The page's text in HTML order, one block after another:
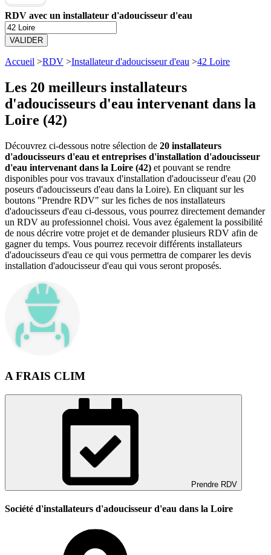
RDV avec un installateur d'adoucisseur d'eau
VALIDER
Accueil >RDV >Installateur d'adoucisseur d'eau >42 Loire
Les 20 meilleurs installateurs
d'adoucisseurs d'eau intervenant dans la
Loire (42)
Découvrez ci-dessous notre sélection de 20 installateurs
d'adoucisseurs d'eau et entreprises d'installation d'adoucisseur
d'eau intervenant dans la Loire (42) et pouvant se rendre
disponibles pour vos travaux d'installation d'adoucisseur d'eau (20
poseurs d'adoucisseurs d'eau dans la Loire). En cliquant sur les
boutons "Prendre RDV" sur les fiches de nos installateurs
d'adoucisseurs d'eau ci-dessous, vous pourrez directement demander
un RDV au professionnel choisi. Vous avez également la possibilité
de nous décrire votre projet et de demander plusieurs RDV afin de
gagner du temps. Vous pourrez recevoir différents installateurs
d'adoucisseurs d'eau ce qui vous permettra de comparer les devis
installation d'adoucisseur d'eau qui vous seront proposés.
A FRAIS CLIM
Prendre RDV
Société d'installateurs d'adoucisseur d'eau dans la Loire